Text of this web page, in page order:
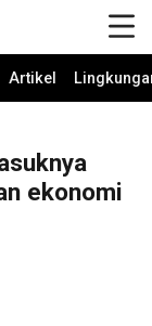
Artikel
ekonomi